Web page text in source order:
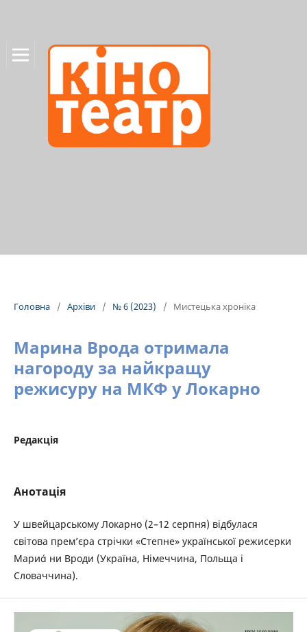
Головна / Архіви / № 6 (2023) / Мистецька хроніка
Марина Врода отримала
нагороду за найкращу
режисуру на МКФ у Локарно
Редакція
Анотація
У швейцарському Локарно (2–12 серпня) відбулася
світова прем’єра стрічки «Степне» української режисерки
Мари ни Вроди (Україна, Німеччина, Польща і
Словаччина).